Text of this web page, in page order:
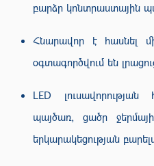
բարձր կոնտրաստային
Հնարավոր է հասնել
օգտագործվում են
LED
պայծառ, ցածր
երկարակեցության